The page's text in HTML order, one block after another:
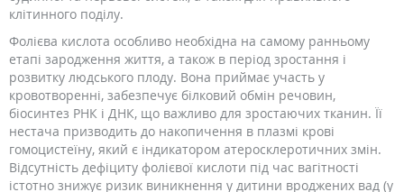
клітинного поділу.
Фолієва кислота особливо необхідна на самому ранньому
етапі зародження життя, а також в період зростання і
розвитку людського плоду. Вона приймає участь у
кровотворенні, забезпечує білковий обмін речовин,
біосинтез РНК і ДНК, що важливо для зростаючих тканин. Її
нестача призводить до накопичення в плазмі крові
гомоцистеїну, який є індикатором атеросклеротичних змін.
Відсутність дефіциту фолієвої кислоти під час вагітності
істотно знижує ризик виникнення у дитини вроджених вад (у